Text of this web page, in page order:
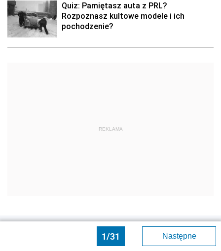
1/31 Następne
Quiz: Pamiętasz auta z PRL?
Rozpoznasz kultowe modele i ich
pochodzenie?
REKLAMA